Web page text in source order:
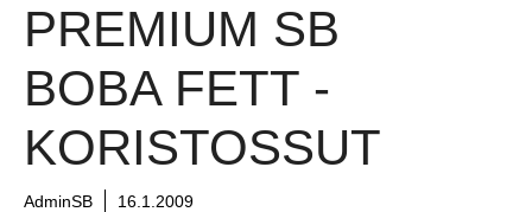
PREMIUM SB
BOBA FETT -
KORISTOSSUT
AdminSB 16.1.2009